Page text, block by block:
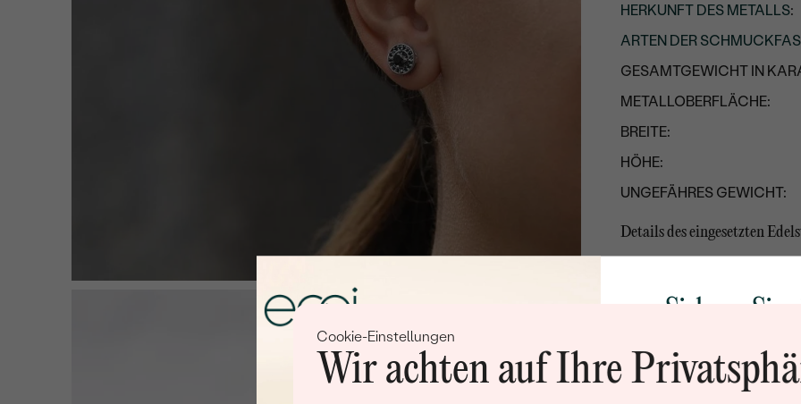
Cookie-Einstellungen
Wir achten auf Ihre
HERKUNFT DES METALLS:
ARTEN DER
GESAMTGEWICHT IN
METALLOBERFLÄCHE:
BREITE:
HÖHE:
UNGEFÄHRES GEWICHT:
Details des eingesetzten
ANZAHL:
ABMESSUNGEN:
REINHEIT:
Sichern Sie
Rabatt auf